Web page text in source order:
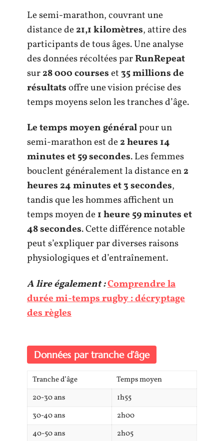
Le semi-marathon, couvrant une
distance de21,1 kilomètres, attire des
participants de tous âges. Une analyse
des données récoltées parRunRepeat
sur28 000 courseset 35 millions de
résultatsoffre une vision précise des
temps moyens selon les tranches d’âge.
Le temps moyen généralpour un
semi-marathon est de2 heures 14
minutes et 59 secondes. Les femmes
bouclent généralement la distance en2
heures 24 minutes et 3 secondes,
tandis que les hommes affichent un
temps moyen de1 heure 59 minutes et
48 secondes. Cette différence notable
peut s’expliquer par diverses raisons
physiologiques et d’entraînement.
A lire également :Comprendre la
durée mi-temps rugby : décryptage
des règles
Données par tranche d’âge
Tranche d’âge
Temps moyen
20-30 ans
1h55
30-40 ans
2h00
40-50 ans
2h05